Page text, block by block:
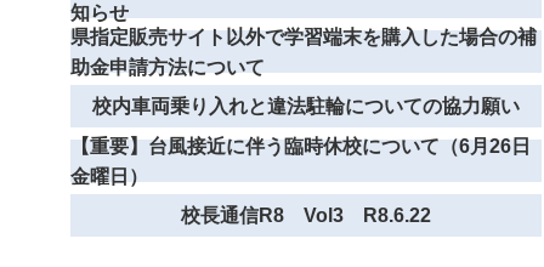
知らせ
県指定販売サイト以外で学習端末を購入した場合の補
助金申請方法について
校内車両乗り入れと違法駐輪についての協力願い
【重要】台風接近に伴う臨時休校について（6月26日
金曜日）
校長通信R8 Vol3 R8.6.22